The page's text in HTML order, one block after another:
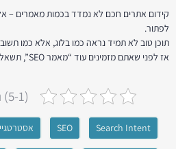
קידום אתרים חכם לא נמדד בכמות מאמרים –
לפתור.
תוכן טוב לא תמיד נראה כמו בלוג, אלא כמו
אז לפני שאתם מזמינים עוד “מאמר SEO”, תשאלו: האם זה באמת עוזר למישהו?
(5-1) נשמח שתדרגו 🙂
Search Intent
SEO